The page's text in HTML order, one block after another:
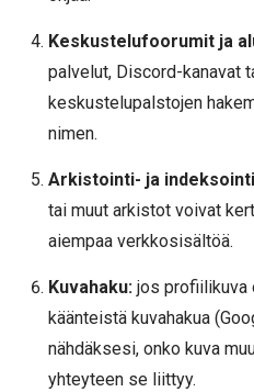
Keskustelufoorumit ja
palvelut, Discord-kanavat
keskustelupalstojen
nimen.
Arkistointi- ja
tai muut arkistot voivat
aiempaa verkkosisältöä.
Kuvahaku:jos profiilikuva
käänteistä kuvahakua
nähdäksesi, onko kuva
yhteyteen se liittyy.